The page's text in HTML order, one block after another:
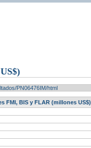
PN06476IM/html
FMI, BIS y FLAR (millones US$)